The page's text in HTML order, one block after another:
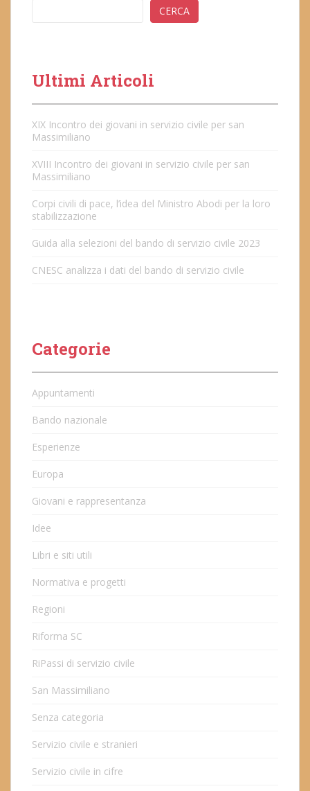
CERCA
Ultimi Articoli
XIX Incontro dei giovani in servizio civile per san
Massimiliano
XVIII Incontro dei giovani in servizio civile per san
Massimiliano
Corpi civili di pace, l’idea del Ministro Abodi per la loro
stabilizzazione
Guida alla selezioni del bando di servizio civile 2023
CNESC analizza i dati del bando di servizio civile
Categorie
Appuntamenti
Bando nazionale
Esperienze
Europa
Giovani e rappresentanza
Idee
Libri e siti utili
Normativa e progetti
Regioni
Riforma SC
RiPassi di servizio civile
San Massimiliano
Senza categoria
Servizio civile e stranieri
Servizio civile in cifre